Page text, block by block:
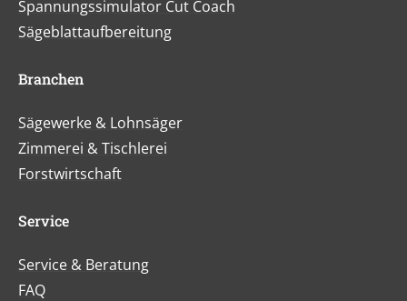
Spannungssimulator Cut Coach
Sägeblattaufbereitung
Branchen
Sägewerke & Lohnsäger
Zimmerei & Tischlerei
Forstwirtschaft
Service
Service & Beratung
FAQ